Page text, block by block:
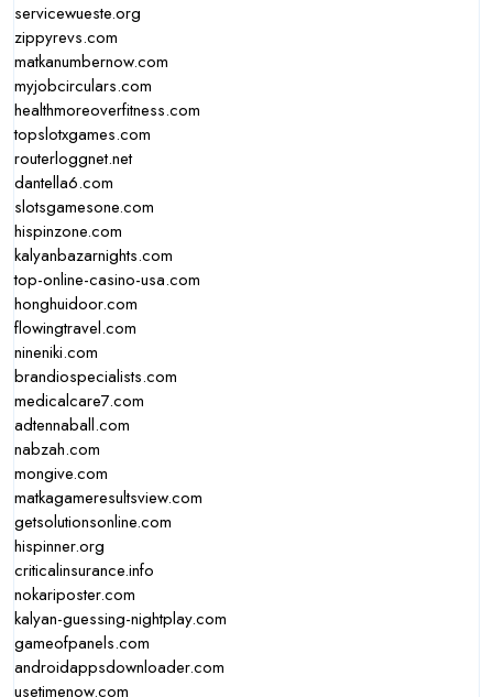
servicewueste.org
zippyrevs.com
matkanumbernow.com
myjobcirculars.com
healthmoreoverfitness.com
topslotxgames.com
routerloggnet.net
dantella6.com
slotsgamesone.com
hispinzone.com
kalyanbazarnights.com
top-online-casino-usa.com
honghuidoor.com
flowingtravel.com
nineniki.com
brandiospecialists.com
medicalcare7.com
adtennaball.com
nabzah.com
mongive.com
matkagameresultsview.com
getsolutionsonline.com
hispinner.org
criticalinsurance.info
nokariposter.com
kalyan-guessing-nightplay.com
gameofpanels.com
androidappsdownloader.com
usetimenow.com